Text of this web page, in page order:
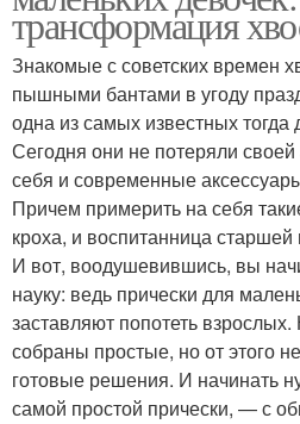
трансформация
Знакомые с советских времен
пышными бантами в угоду
одна из самых известных тогда
Сегодня они не потеряли своей
себя и современные
Причем примерить на себя
кроха, и воспитанница старшей
И вот, воодушевившись, вы
науку: ведь прически для
заставляют попотеть
собраны простые, но от этого
готовые решения. И начинать
самой простой прически, — с